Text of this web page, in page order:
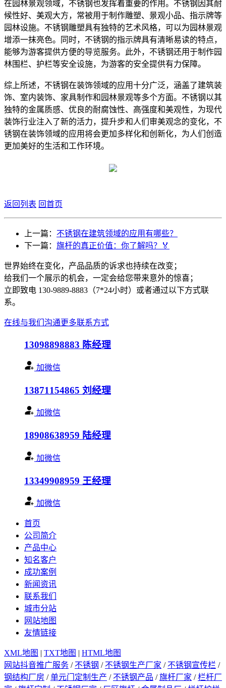
在园林景观领域，不锈钢也发挥着重要的作用。不锈钢因其耐
候性好、美观大方，常被用于制作雕塑、景观小品、指示牌等
园林设施。不锈钢雕塑具有独特的艺术风格，可以为园林景观
增添一抹亮色。同时，不锈钢的指示牌具有清晰易读的特点，
能够为游客提供方便的导览服务。此外，不锈钢还用于制作园
林围栏、护栏等安全设施，为游客的安全提供有力保障。
综上所述，不锈钢在装饰领域的应用十分广泛，涵盖了建筑装
饰、室内装饰、家具制作和园林景观等多个方面。不锈钢以其
独特的金属质感、优良的耐腐蚀性、高强度和美观性，为现代
装饰行业注入了新的活力，提升步和人们审美观念的变化，不
锈钢在装饰领域的应用将会更加多样化和创新化，为人们创造
更加美好的生活和工作环境。
返回列表 回首页
上一篇： 不锈钢在建筑领域的应用有哪些？
下一篇： 旗杆的真正价值：你了解吗？🏅
世界始终在变化，产品品质的诉求也持续在改变；
给我们一个展示的机会，一定会给您带来意外的惊喜；
立即致电 130-9889-8883（7*24小时）或者通过以下方式联
系。
在线与我们沟通更多联系方式
13098898883 陈经理
加微信
13871154865 刘经理
加微信
18908638959 陆经理
加微信
13349908959 王经理
加微信
首页
公司简介
产品中心
知名客户
成功案例
新闻资讯
联系我们
城市分站
网站地图
友情链接
XML地图 | TXT地图 | HTML地图
网站抖音推广服务 / 不锈钢 / 不锈钢生产厂家 / 不锈钢宣传栏 /
钢结构厂房 /单元门定制生产 / 不锈钢产品 /旗杆厂家 /栏杆厂